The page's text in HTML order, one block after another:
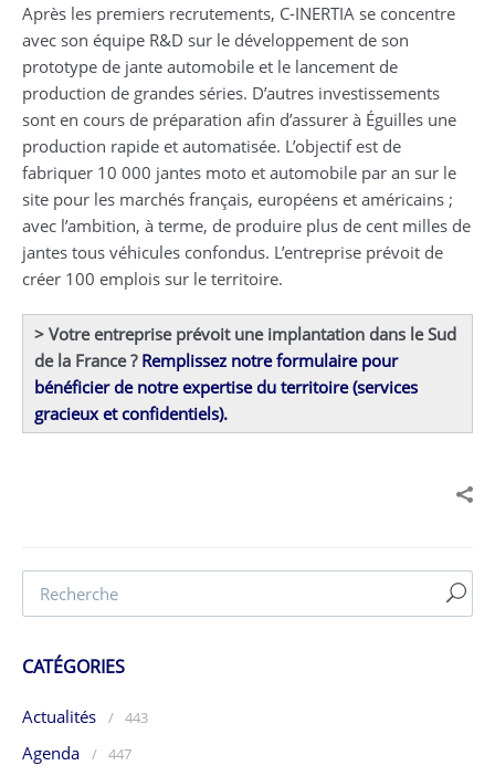
Après les premiers recrutements, C-INERTIA se concentre
avec son équipe R&D sur le développement de son
prototype de jante automobile et le lancement de
production de grandes séries. D’autres investissements
sont en cours de préparation afin d’assurer à Éguilles une
production rapide et automatisée. L’objectif est de
fabriquer 10 000 jantes moto et automobile par an sur le
site pour les marchés français, européens et américains ;
avec l’ambition, à terme, de produire plus de cent milles de
jantes tous véhicules confondus. L’entreprise prévoit de
créer 100 emplois sur le territoire.
> Votre entreprise prévoit une implantation dans le Sud
de la France ? Remplissez notre formulaire pour
bénéficier de notre expertise du territoire (services
gracieux et confidentiels).
CATÉGORIES
Actualités / 443
Agenda / 447